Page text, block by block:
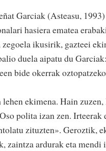
Garciak (Asteasu,
hasiera ematea
ikusirik, gazteei
duela aipatu du
bide okerrak
ekimena. Hain
polita izan zen. Irteerak
zituzten». Geroztik,
zaintza ardurak eta mendi